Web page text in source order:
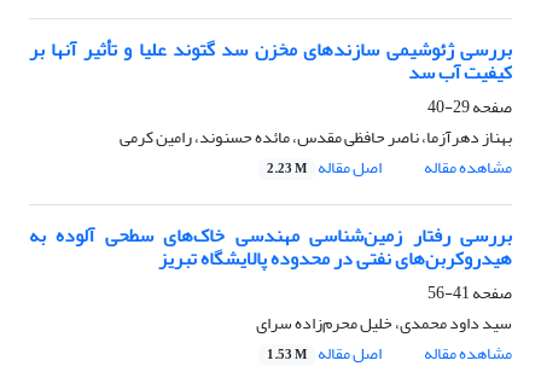
بررسی ژئوشیمی سازندهای مخزن سد گتوند علیا و تأثیر آنها بر
کیفیت آب سد
صفحه29-40
بهناز دهرآزما، ناصر حافظی مقدس، مائده حسنوند، رامین کرمی
مشاهده مقاله
اصل مقاله 2.23 M
بررسی رفتار زمین‌شناسی مهندسی خاک‌های سطحی آلوده به
هیدروکربن‌های نفتی در محدوده پالایشگاه تبریز
صفحه41-56
سید داود محمدی، خلیل محرم‌زاده سرای
مشاهده مقاله
اصل مقاله 1.53 M